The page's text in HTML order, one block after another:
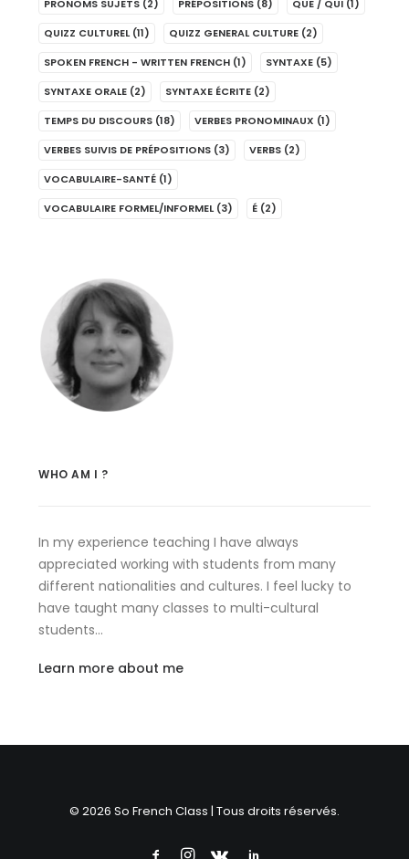
PRONOMS SUJETS (2) PRÉPOSITIONS (8) QUE / QUI (1)
QUIZZ CULTUREL (11) QUIZZ GENERAL CULTURE (2)
SPOKEN FRENCH - WRITTEN FRENCH (1) SYNTAXE (5)
SYNTAXE ORALE (2) SYNTAXE ÉCRITE (2)
TEMPS DU DISCOURS (18) VERBES PRONOMINAUX (1)
VERBES SUIVIS DE PRÉPOSITIONS (3) VERBS (2)
VOCABULAIRE-SANTÉ (1)
VOCABULAIRE FORMEL/INFORMEL (3) É (2)
WHO AM I ?
In my experience teaching I have always
appreciated working with students from many
different nationalities and cultures. I feel lucky to
have taught many classes to multi-cultural
students…
Learn more about me
© 2026 So French Class | Tous droits réservés.